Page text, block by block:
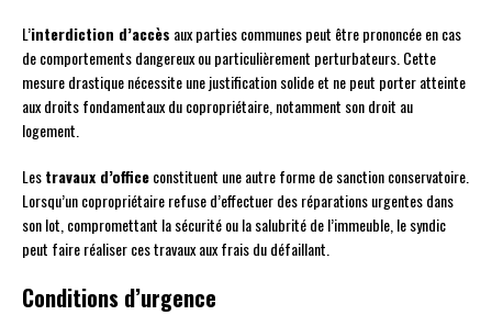
L’interdiction d’accès aux parties communes peut être prononcée en cas
de comportements dangereux ou particulièrement perturbateurs. Cette
mesure drastique nécessite une justification solide et ne peut porter atteinte
aux droits fondamentaux du copropriétaire, notamment son droit au
logement.
Lestravaux d’officeconstituent une autre forme de sanction conservatoire.
Lorsqu’un copropriétaire refuse d’effectuer des réparations urgentes dans
son lot, compromettant la sécurité ou la salubrité de l’immeuble, le syndic
peut faire réaliser ces travaux aux frais du défaillant.
Conditions d’urgence